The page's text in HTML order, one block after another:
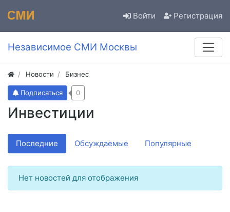
Войти Регистрация
Независимое СМИ Москвы
Новости Бизнес
Инвестиции
Подписаться 0
Последние Обсуждаемые Популярные
Нет новостей для отображения